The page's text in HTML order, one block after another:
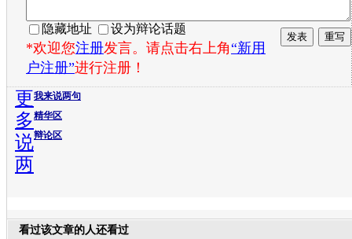
隐藏地址 设为辩论话题
*欢迎您注册发言。请点击右上角“新用
户注册”进行注册！
我来说两句
精华区
辩论区
更
多
说
两
看过该文章的人还看过